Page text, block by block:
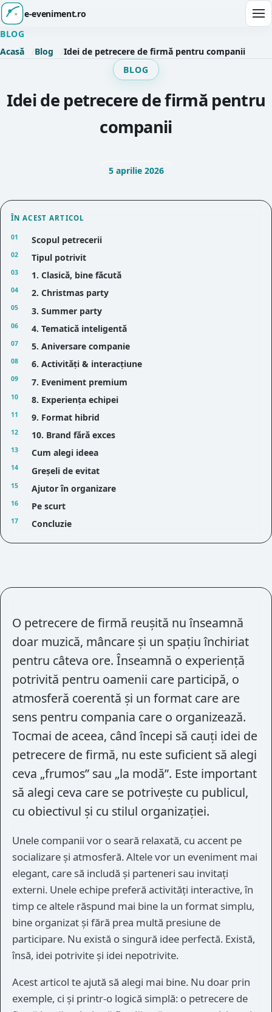
e-eveniment.ro
BLOG
Acasă
Blog
Idei de petrecere de firmă pentru companii
BLOG
Idei de petrecere de firmă pentru
companii
5 aprilie 2026
ÎN ACEST ARTICOL
Scopul petrecerii
Tipul potrivit
1. Clasică, bine făcută
2. Christmas party
3. Summer party
4. Tematică inteligentă
5. Aniversare companie
6. Activități & interacțiune
7. Eveniment premium
8. Experiența echipei
9. Format hibrid
10. Brand fără exces
Cum alegi ideea
Greșeli de evitat
Ajutor în organizare
Pe scurt
Concluzie
O petrecere de firmă reușită nu înseamnă
doar muzică, mâncare și un spațiu închiriat
pentru câteva ore. Înseamnă o experiență
potrivită pentru oamenii care participă, o
atmosferă coerentă și un format care are
sens pentru compania care o organizează.
Tocmai de aceea, când începi să cauți idei de
petrecere de firmă, nu este suficient să alegi
ceva „frumos” sau „la modă”. Este important
să alegi ceva care se potrivește cu publicul,
cu obiectivul și cu stilul organizației.
Unele companii vor o seară relaxată, cu accent pe
socializare și atmosferă. Altele vor un eveniment mai
elegant, care să includă și parteneri sau invitați
externi. Unele echipe preferă activități interactive, în
timp ce altele răspund mai bine la un format simplu,
bine organizat și fără prea multă presiune de
participare. Nu există o singură idee perfectă. Există,
însă, idei potrivite și idei nepotrivite.
Acest articol te ajută să alegi mai bine. Nu doar prin
exemple, ci și printr-o logică simplă: o petrecere de